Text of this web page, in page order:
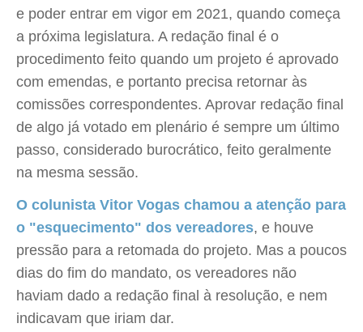
e poder entrar em vigor em 2021, quando começa
a próxima legislatura. A redação final é o
procedimento feito quando um projeto é aprovado
com emendas, e portanto precisa retornar às
comissões correspondentes. Aprovar redação final
de algo já votado em plenário é sempre um último
passo, considerado burocrático, feito geralmente
na mesma sessão.
O colunista Vitor Vogas chamou a atenção para
o "esquecimento" dos vereadores, e houve
pressão para a retomada do projeto. Mas a poucos
dias do fim do mandato, os vereadores não
haviam dado a redação final à resolução, e nem
indicavam que iriam dar.